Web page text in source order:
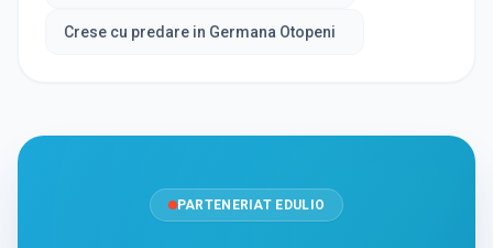
Crese cu predare in Germana Otopeni
PARTENERIAT EDULIO